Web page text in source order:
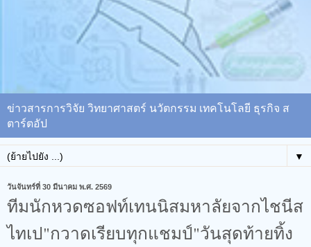
ข่าวสารการวิจัย วิทยาศาสตร์ นวัตกรรม เทคโนโลยี ธุรกิจ ส
ตาร์ตอัป
▼
วันจันทร์ที่ 30 มีนาคม พ.ศ. 2569
ทีมนักหวดซอฟท์เทนนิสมหาลัยจากไชนีส
ไทเป"กวาดเรียบทุกแชมป์"วันสุดท้ายทิ้ง